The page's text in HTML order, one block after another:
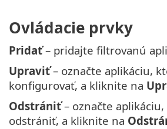
Ovládacie prvky
Pridať– pridajte filtrovanú
Upraviť– označte aplikáciu,
konfigurovať, a kliknite na
Odstrániť– označte
odstrániť, a kliknite na